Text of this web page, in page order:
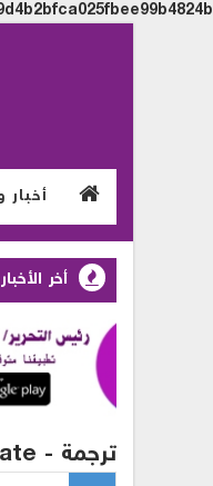
أخبار
أخر الأخبار
ترجمة - Translate